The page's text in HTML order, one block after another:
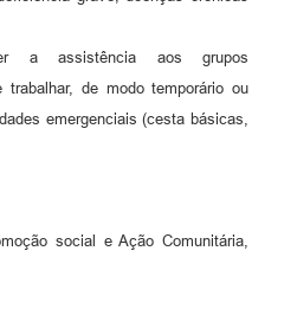
a assistência aos grupos
de modo temporário ou
emergenciais (cesta básicas,
social e Ação Comunitária,